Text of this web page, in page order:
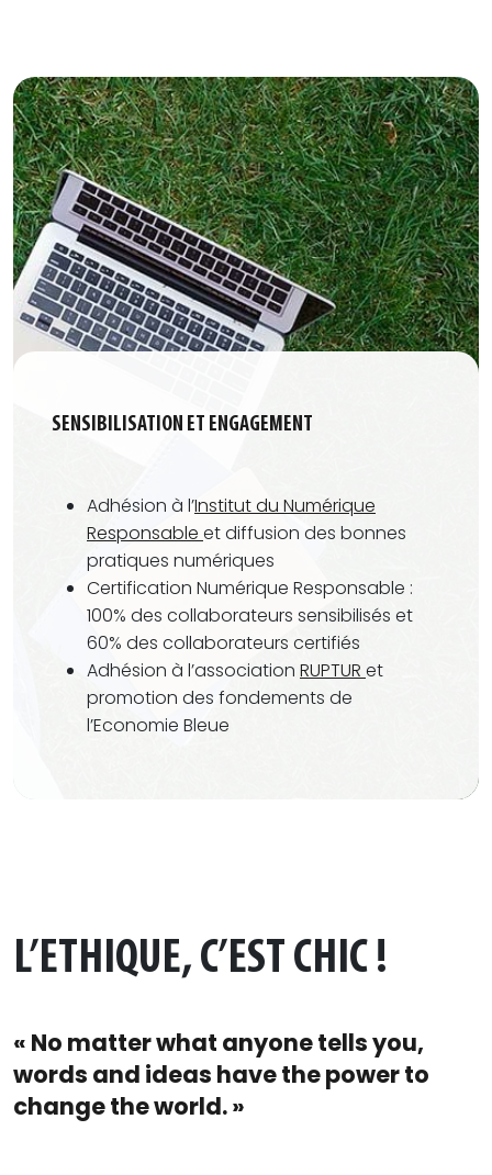
SENSIBILISATION ET ENGAGEMENT
Adhésion à l’Institut du Numérique
Responsable et diffusion des bonnes
pratiques numériques
Certification Numérique Responsable :
100% des collaborateurs sensibilisés et
60% des collaborateurs certifiés
Adhésion à l’association RUPTUR et
promotion des fondements de
l’Economie Bleue
L’ETHIQUE, C’EST CHIC !
« No matter what anyone tells you,
words and ideas have the power to
change the world. »